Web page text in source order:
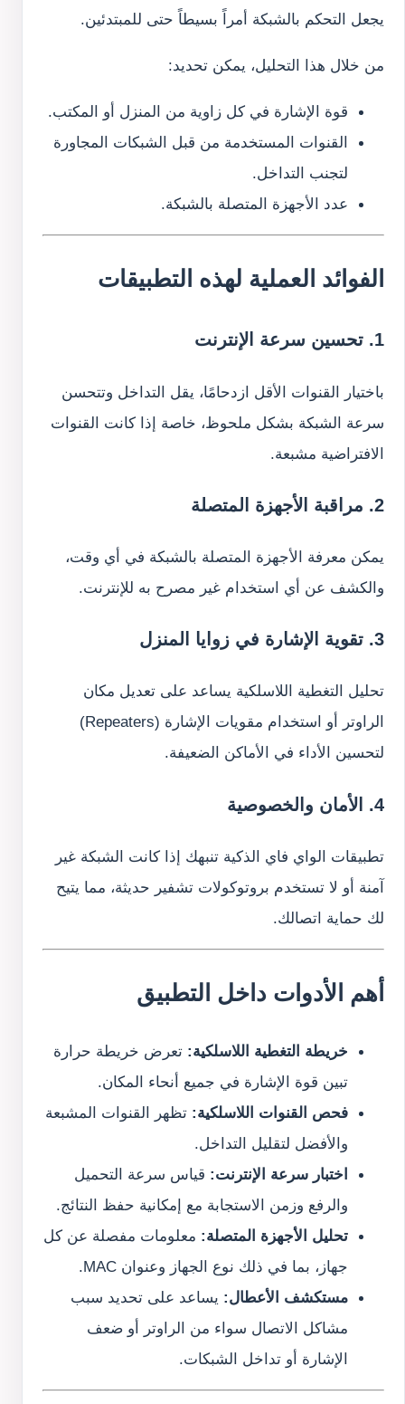
يجعل التحكم بالشبكة أمراً بسيطاً حتى للمبتدئين.
من خلال هذا التحليل، يمكن تحديد:
قوة الإشارة في كل زاوية من المنزل أو المكتب.
القنوات المستخدمة من قبل الشبكات المجاورة
لتجنب التداخل.
عدد الأجهزة المتصلة بالشبكة.
الفوائد العملية لهذه التطبيقات
1. تحسين سرعة الإنترنت
باختيار القنوات الأقل ازدحامًا، يقل التداخل وتتحسن
سرعة الشبكة بشكل ملحوظ، خاصة إذا كانت القنوات
الافتراضية مشبعة.
2. مراقبة الأجهزة المتصلة
يمكن معرفة الأجهزة المتصلة بالشبكة في أي وقت،
والكشف عن أي استخدام غير مصرح به للإنترنت.
3. تقوية الإشارة في زوايا المنزل
تحليل التغطية اللاسلكية يساعد على تعديل مكان
الراوتر أو استخدام مقويات الإشارة (Repeaters)
لتحسين الأداء في الأماكن الضعيفة.
4. الأمان والخصوصية
تطبيقات الواي فاي الذكية تنبهك إذا كانت الشبكة غير
آمنة أو لا تستخدم بروتوكولات تشفير حديثة، مما يتيح
لك حماية اتصالك.
أهم الأدوات داخل التطبيق
خريطة التغطية اللاسلكية: تعرض خريطة حرارة
تبين قوة الإشارة في جميع أنحاء المكان.
فحص القنوات اللاسلكية: تظهر القنوات المشبعة
والأفضل لتقليل التداخل.
اختبار سرعة الإنترنت: قياس سرعة التحميل
والرفع وزمن الاستجابة مع إمكانية حفظ النتائج.
تحليل الأجهزة المتصلة: معلومات مفصلة عن كل
جهاز، بما في ذلك نوع الجهاز وعنوان MAC.
مستكشف الأعطال: يساعد على تحديد سبب
مشاكل الاتصال سواء من الراوتر أو ضعف
الإشارة أو تداخل الشبكات.